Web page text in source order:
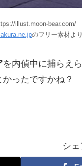
illust.moon-bear.com/
のフリー素材よ
を内偵中に捕らえ
ったですかね？
シ